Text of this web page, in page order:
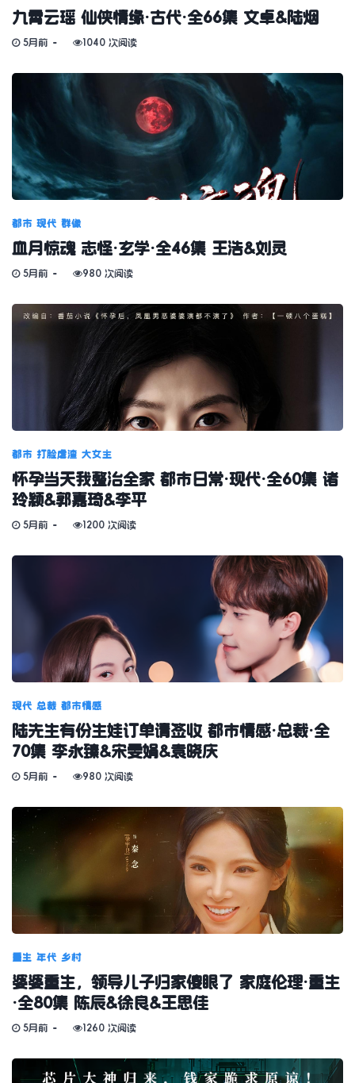
九霄云瑶 仙侠情缘·古代·全66集 文卓&陆烟
5月前 1040 次阅读
都市 现代 群像
血月惊魂 志怪·玄学·全46集 王浩&刘灵
5月前 980 次阅读
都市 打脸虐渣 大女主
怀孕当天我整治全家 都市日常·现代·全60集 诸
玲颖&郭嘉琦&李平
5月前 1200 次阅读
现代 总裁 都市情感
陆先生有份生娃订单请签收 都市情感·总裁·全
70集 李永臻&宋雯娟&袁晓庆
5月前 980 次阅读
重生 年代 乡村
婆婆重生，领导儿子归家傻眼了 家庭伦理·重生
·全80集 陈辰&徐良&王思佳
5月前 1260 次阅读